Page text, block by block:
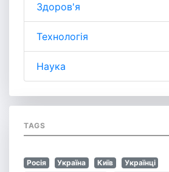
Здоров'я
Технологія
Наука
TAGS
Росія Україна Київ
Українці